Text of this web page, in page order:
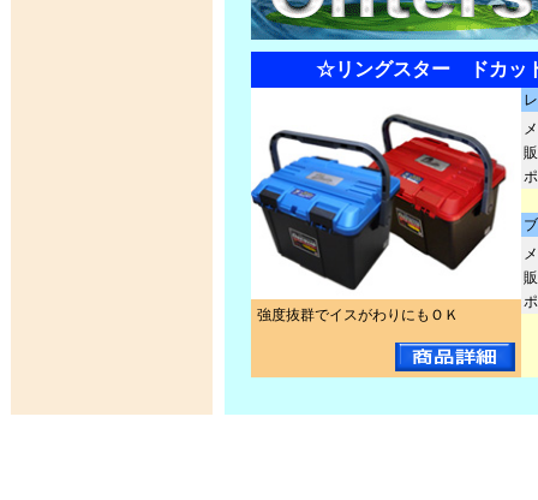
☆リングスター ドカッ
強度抜群でイスがわりにもＯＫ